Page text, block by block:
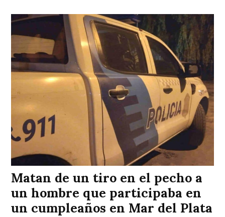
Matan de un tiro en el pecho a
un hombre que participaba en
un cumpleaños en Mar del Plata